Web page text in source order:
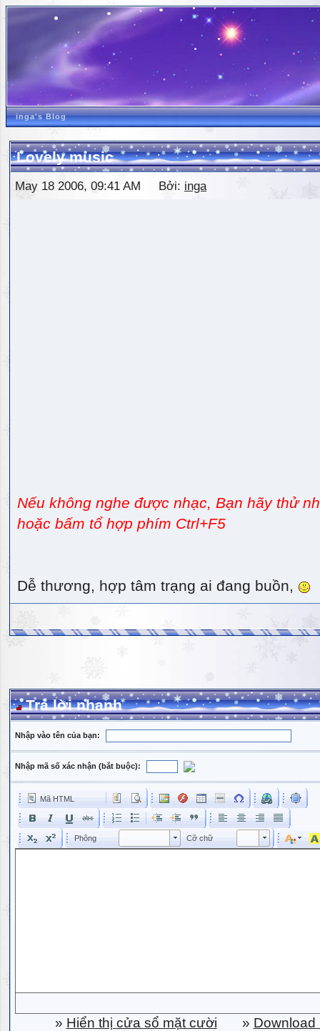
inga's Blog
Lovely music
May 18 2006, 09:41 AM Bởi: inga
Nếu không nghe được nhạc, Bạn hãy thử
hoặc bấm tổ hợp phím Ctrl+F5
Dễ thương, hợp tâm trạng ai đang buồn,
Trả lời nhanh
Nhập vào tên của bạn:
Nhập mã số xác nhận (bắt buộc):
Mã HTML
Phông Phông Cỡ chữ Kích cỡ phông
» Hiển thị cửa sổ mặt cười » Download